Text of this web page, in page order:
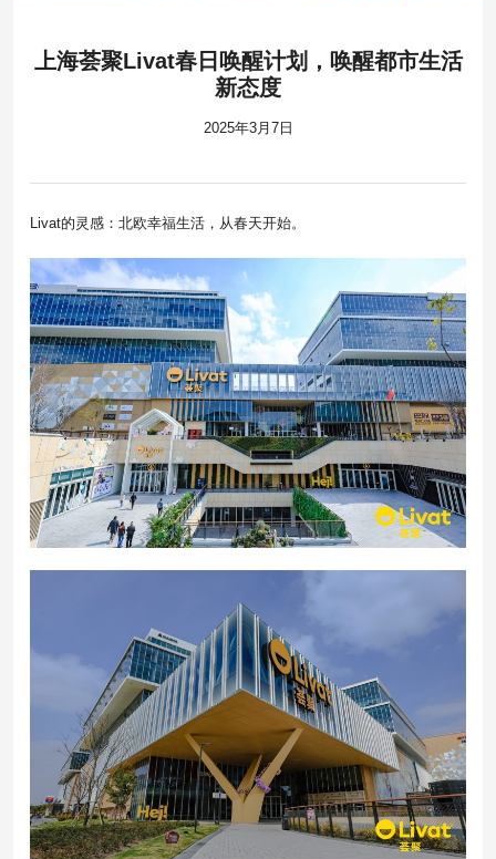
上海荟聚Livat春日唤醒计划，唤醒都市生活
新态度
2025年3月7日
Livat的灵感：北欧幸福生活，从春天开始。